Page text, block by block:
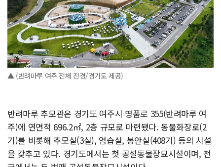
▲ (반려마루 여주 전체 전경/경기도 제공)
반려마루 추모관은 경기도 여주시 명품로 355(반려마루 여
주)에 연면적 696.2㎡, 2층 규모로 마련됐다. 동물화장로(2
기)를 비롯해 추모실(3실), 염습실, 봉안실(408기) 등의 시설
을 갖추고 있다. 경기도에서는 첫 공설동물장묘시설이며, 전